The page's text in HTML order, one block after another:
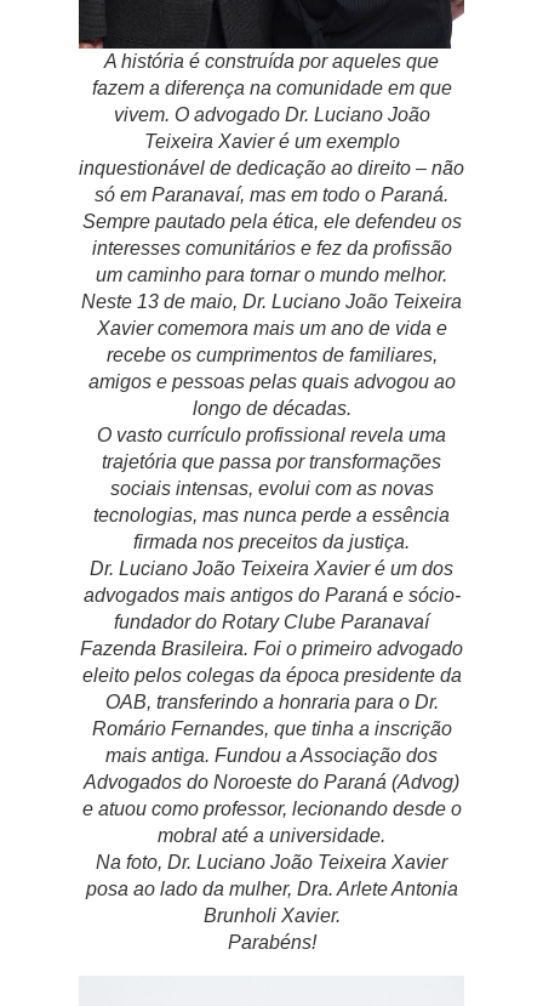
A história é construída por aqueles que
fazem a diferença na comunidade em que
vivem. O advogado Dr. Luciano João
Teixeira Xavier é um exemplo
inquestionável de dedicação ao direito – não
só em Paranavaí, mas em todo o Paraná.
Sempre pautado pela ética, ele defendeu os
interesses comunitários e fez da profissão
um caminho para tornar o mundo melhor.
Neste 13 de maio, Dr. Luciano João Teixeira
Xavier comemora mais um ano de vida e
recebe os cumprimentos de familiares,
amigos e pessoas pelas quais advogou ao
longo de décadas.
O vasto currículo profissional revela uma
trajetória que passa por transformações
sociais intensas, evolui com as novas
tecnologias, mas nunca perde a essência
firmada nos preceitos da justiça.
Dr. Luciano João Teixeira Xavier é um dos
advogados mais antigos do Paraná e sócio-
fundador do Rotary Clube Paranavaí
Fazenda Brasileira. Foi o primeiro advogado
eleito pelos colegas da época presidente da
OAB, transferindo a honraria para o Dr.
Romário Fernandes, que tinha a inscrição
mais antiga. Fundou a Associação dos
Advogados do Noroeste do Paraná (Advog)
e atuou como professor, lecionando desde o
mobral até a universidade.
Na foto, Dr. Luciano João Teixeira Xavier
posa ao lado da mulher, Dra. Arlete Antonia
Brunholi Xavier.
Parabéns!